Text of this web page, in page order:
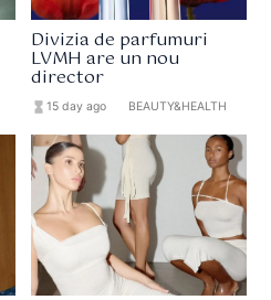
Divizia de parfumuri
LVMH are un nou
director
hourglass_full 15 day ago BEAUTY&HEALTH